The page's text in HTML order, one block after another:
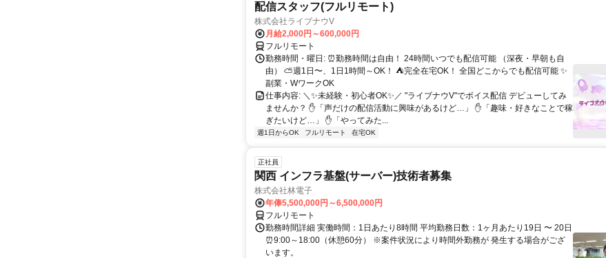
配信スタッフ(フルリモート)
株式会社ライブナウV
月給2,000円～600,000円
フルリモート
勤務時間・曜日: ⏰勤務時間は自由！ 24時間いつでも配信可能 （深夜・早朝も自
由） ⛅週1日〜、1日1時間～OK！ ⛺完全在宅OK！ 全国どこからでも配信可能 ✨
副業・WワークOK
仕事内容: ＼✨未経験・初心者OK✨／ "ライブナウV"でボイス配信 デビューしてみ
ませんか？ ✋「声だけの配信活動に興味があるけど…」 ✋「趣味・好きなことで稼
ぎたいけど…」 ✋「やってみた...
週1日からOK フルリモート 在宅OK
正社員
関西 インフラ基盤(サーバー)技術者募集
株式会社林電子
年俸5,500,000円～6,500,000円
フルリモート
勤務時間詳細 実働時間：1日あたり8時間 平均勤務日数：1ヶ月あたり19日 〜 20日
⏰9:00～18:00（休憩60分） ※案件状況により時間外勤務が 発生する場合がござ
います。